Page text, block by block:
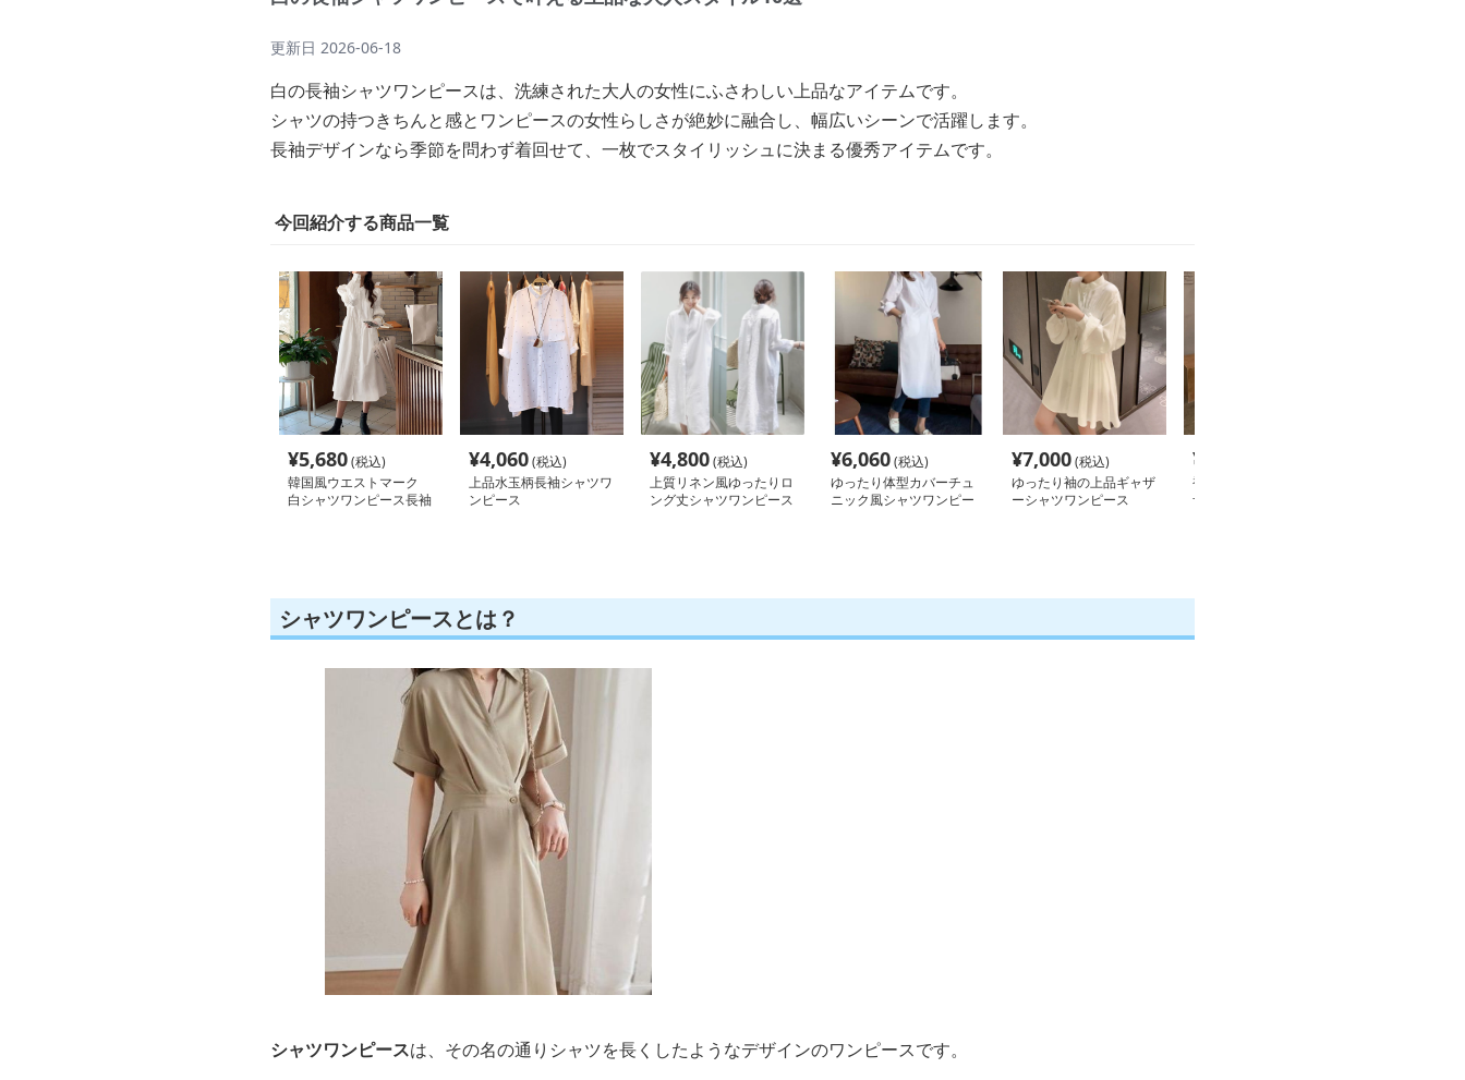
更新日 2026-06-18
白の長袖シャツワンピースは、洗練された大人の女性にふさわしい上品なアイテムです。
シャツの持つきちんと感とワンピースの女性らしさが絶妙に融合し、幅広いシーンで活躍します。
長袖デザインなら季節を問わず着回せて、一枚でスタイリッシュに決まる優秀アイテムです。
今回紹介する商品一覧
¥5,680(税込)
韓国風ウエストマーク
白シャツワンピース長袖
¥4,060(税込)
上品水玉柄長袖シャツワ
ンピース
¥4,800(税込)
上質リネン風ゆったりロ
ング丈シャツワンピース
¥6,060(税込)
ゆったり体型カバーチュ
ニック風シャツワンピー
¥7,000(税込)
ゆったり袖の上品ギャザ
ーシャツワンピース
¥
袖ぷっくりウエストギャ
ザー長袖シャツワンピー
シャツワンピースとは？
シャツワンピースは、その名の通りシャツを長くしたようなデザインのワンピースです。